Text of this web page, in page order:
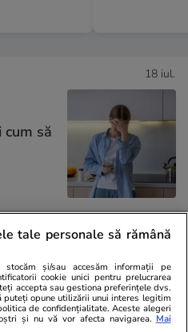
18 iul.
să
17 iul.
tale personale să rămână
stocăm și/sau accesăm informații pe
cookie unici pentru prelucrarea
accepta sau gestiona preferințele dvs.
puteți opune utilizării unui interes legitim
de confidențialitate. Aceste alegeri
și nu vă vor afecta navigarea. Mai